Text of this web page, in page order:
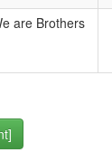
are Brothers